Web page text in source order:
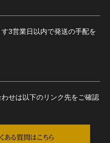
3営業日以内で発送の手配を
せは以下のリンク先をご確認
ある質問はこちら